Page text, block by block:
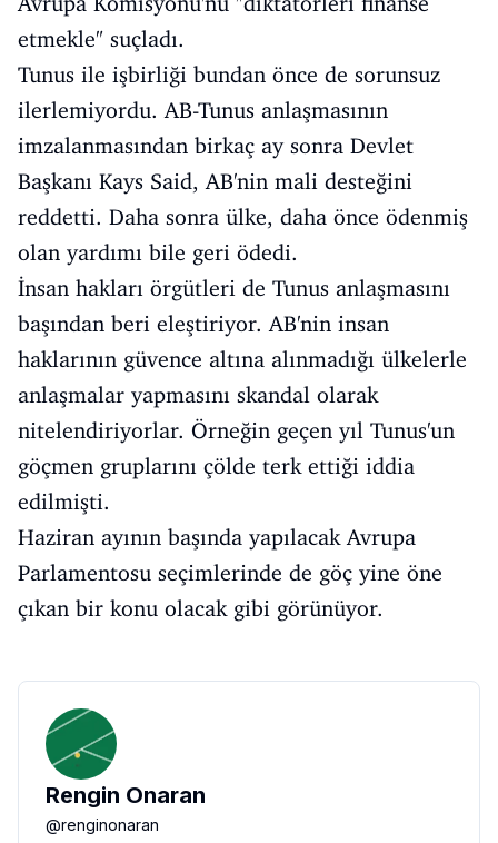
etmekle" suçladı.
Tunus ile işbirliği bundan önce de sorunsuz
ilerlemiyordu. AB-Tunus anlaşmasının
imzalanmasından birkaç ay sonra Devlet
Başkanı Kays Said, AB'nin mali desteğini
reddetti. Daha sonra ülke, daha önce ödenmiş
olan yardımı bile geri ödedi.
İnsan hakları örgütleri de Tunus anlaşmasını
başından beri eleştiriyor. AB'nin insan
haklarının güvence altına alınmadığı ülkelerle
anlaşmalar yapmasını skandal olarak
nitelendiriyorlar. Örneğin geçen yıl Tunus'un
göçmen gruplarını çölde terk ettiği iddia
edilmişti.
Haziran ayının başında yapılacak Avrupa
Parlamentosu seçimlerinde de göç yine öne
çıkan bir konu olacak gibi görünüyor.
Rengin Onaran
@renginonaran